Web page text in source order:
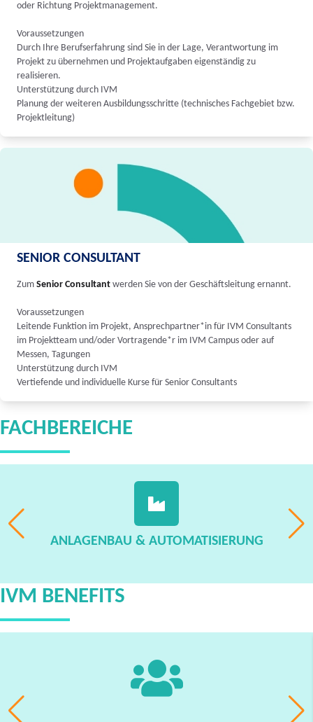
oder Richtung Projektmanagement.
Voraussetzungen
Durch Ihre Berufserfahrung sind Sie in der Lage, Verantwortung im
Projekt zu übernehmen und Projektaufgaben eigenständig zu
realisieren.
Unterstützung durch IVM
Planung der weiteren Ausbildungsschritte (technisches Fachgebiet bzw.
Projektleitung)
SENIOR CONSULTANT
Zum Senior Consultant werden Sie von der Geschäftsleitung ernannt.
Voraussetzungen
Leitende Funktion im Projekt, Ansprechpartner*in für IVM Consultants
im Projektteam und/oder Vortragende*r im IVM Campus oder auf
Messen, Tagungen
Unterstützung durch IVM
Vertiefende und individuelle Kurse für Senior Consultants
FACHBEREICHE
ANLAGENBAU & AUTOMATISIERUNG
IVM BENEFITS